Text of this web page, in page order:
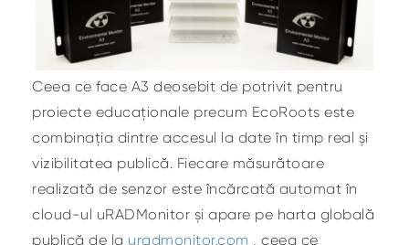
Ceea ce face A3 deosebit de potrivit pentru
proiecte educaționale precum EcoRoots este
combinația dintre accesul la date în timp real și
vizibilitatea publică. Fiecare măsurătoare
realizată de senzor este încărcată automat în
cloud-ul uRADMonitor și apare pe harta globală
publică de la uradmonitor.com , ceea ce